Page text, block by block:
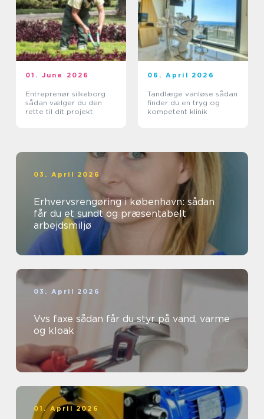
01. June 2026
Entreprenør silkeborg
sådan vælger du den
rette til dit projekt
06. April 2026
Tandlæge vanløse sådan
finder du en tryg og
kompetent klinik
03. April 2026
Erhvervsrengøring i københavn: sådan
får du et sundt og præsentabelt
arbejdsmiljø
03. April 2026
Vvs faxe sådan får du styr på vand, varme
og kloak
01. April 2026